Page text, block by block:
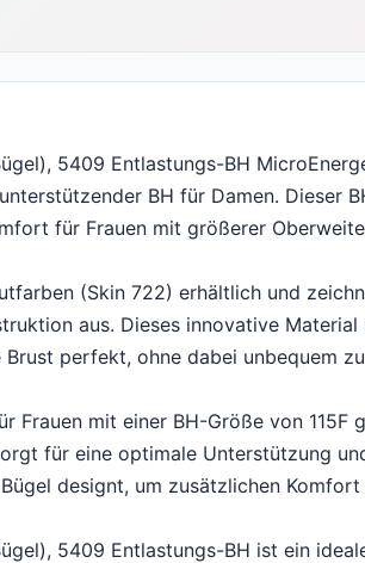
5409 Entlastungs-BH
BH für Damen. Dieser
für Frauen mit größerer
(Skin 722) erhältlich und
aus. Dieses innovative
perfekt, ohne dabei unbequem
Frauen mit einer BH-Größe von 115F
für eine optimale Unterstützung
designt, um zusätzlichen
5409 Entlastungs-BH ist ein